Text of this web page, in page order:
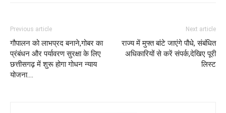
Previous article
गौपालन को लाभप्रद बनाने,गोबर का
प्रंबंधन और पर्यावरण सुरक्षा के लिए
छत्तीसगढ़ में शुरू होगा गोधन न्याय
योजना….
Next article
राज्य में मुफ्त बांटे जाएंगे पौधे, संबंधित
अधिकारियों से करें संपर्क,देखिए पूरी
लिस्ट